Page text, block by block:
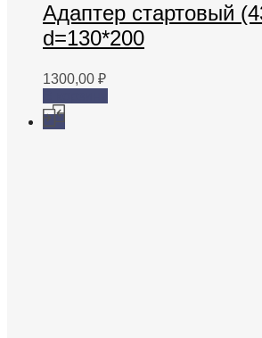
Адаптер стартовый
d=130*200
1300,00 ₽